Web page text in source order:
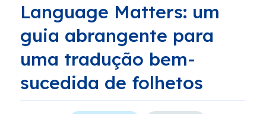
Language Matters: um
guia abrangente para
uma tradução bem-
sucedida de folhetos